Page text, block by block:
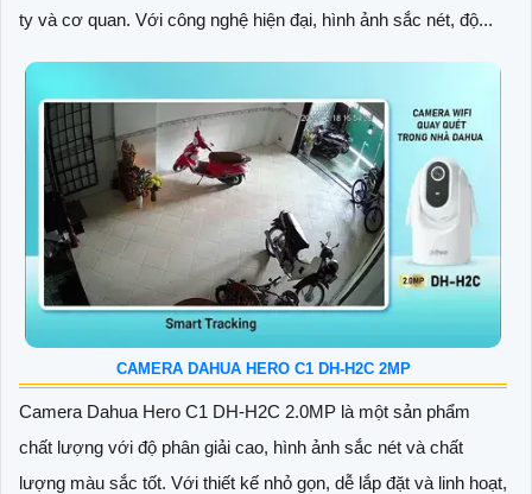
ty và cơ quan. Với công nghệ hiện đại, hình ảnh sắc nét, độ...
CAMERA DAHUA HERO C1 DH-H2C 2MP
Camera Dahua Hero C1 DH-H2C 2.0MP là một sản phẩm
chất lượng với độ phân giải cao, hình ảnh sắc nét và chất
lượng màu sắc tốt. Với thiết kế nhỏ gọn, dễ lắp đặt và linh hoạt,